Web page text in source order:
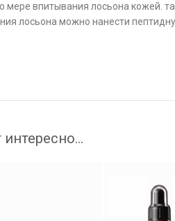
мере впитывания лосьона кожей.
лосьона можно нанести
интересно…